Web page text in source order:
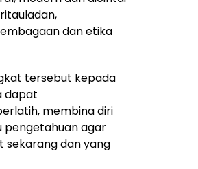
dan etika
tersebut kepada
dapat
membina diri
pengetahuan agar
sekarang dan yang